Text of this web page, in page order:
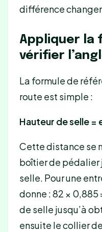
différence
Appliquer la
vérifier
La formule de
route est simple :
Hauteur de selle
Cette distance se
boîtier de pédalier
selle. Pour une
donne : 82 × 0,885
de selle jusqu’à
ensuite le collier